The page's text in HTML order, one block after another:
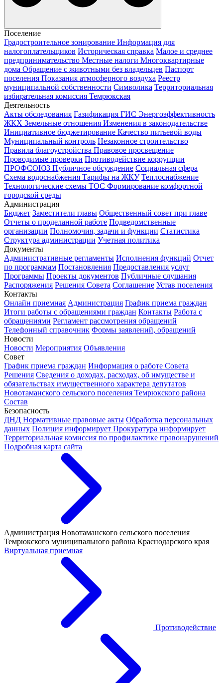
Поселение
Градостроительное зонирование Информация для
налогоплательщиков Историческая справка Малое и среднее
предпринимательство Местные налоги Многоквартирные
дома Обращение с животными без владельцев Паспорт
поселения Показания атмосферного воздуха Реестр
муниципальной собственности Символика Территориальная
избирательная комиссия Темрюкская
Деятельность
Акты обследования Газификация ГИС Энергоэффективность
ЖКХ Земельные отношения Изменения в законодательстве
Инициативное бюджетирование Качество питьевой воды
Муниципальный контроль Незаконное строительство
Правила благоустройства Правовое просвещение
Проводимые проверки Противодействие коррупции
ПРОФСОЮЗ Публичное обсуждение Социальная сфера
Схема водоснабжения Тарифы на ЖКУ Теплоснабжение
Технологические схемы ТОС Формирование комфортной
городской среды
Администрация
Бюджет Заместители главы Общественный совет при главе
Отчеты о проделанной работе Подведомственные
организации Полномочия, задачи и функции Статистика
Структура администрации Учетная политика
Документы
Административные регламенты Исполнения функций Отчет
по программам Постановления Предоставления услуг
Программы Проекты документов Публичные слушания
Распоряжения Решения Совета Соглашение Устав поселения
Контакты
Онлайн приемная Администрация График приема граждан
Итоги работы с обращениями граждан Контакты Работа с
обращениями Регламент рассмотрения обращений
Телефонный справочник Формы заявлений, обращений
Новости
Новости Мероприятия Объявления
Совет
График приема граждан Информация о работе Совета
Решения Сведения о доходах, расходах, об имуществе и
обязательствах имущественного характера депутатов
Новотаманского сельского поселения Темрюкского района
Состав
Безопасность
ДНД Нормативные правовые акты Обработка персональных
данных Полиция информирует Прокуратура информирует
Территориальная комиссия по профилактике правонарушений
Подробная карта сайта
Администрация Новотаманского сельского поселения
Темрюкского муниципального района Краснодарского края
Виртуальная приемная
Противодействие